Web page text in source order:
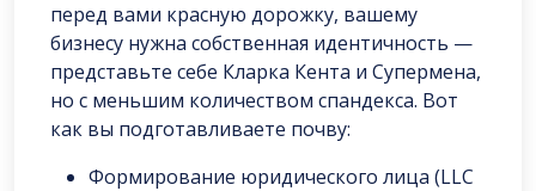
перед вами красную дорожку, вашему
бизнесу нужна собственная идентичность —
представьте себе Кларка Кента и Супермена,
но с меньшим количеством спандекса. Вот
как вы подготавливаете почву:
Формирование юридического лица (LLC